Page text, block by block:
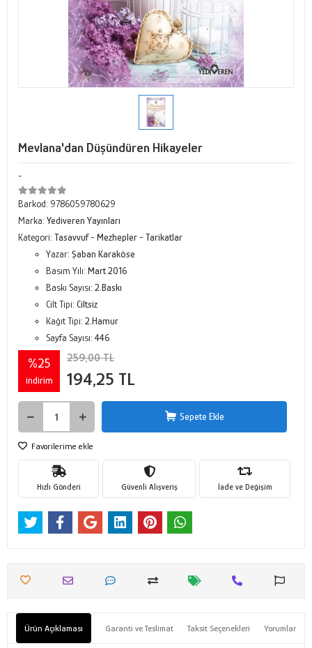
Mevlana'dan Düşündüren Hikayeler
-
Barkod: 9786059780629
Marka: Yediveren Yayınları
Kategori: Tasavvuf - Mezhepler - Tarikatlar
Yazar: Şaban Karaköse
Basım Yılı: Mart 2016
Baskı Sayısı: 2.Baskı
Cilt Tipi: Ciltsiz
Kağıt Tipi: 2.Hamur
Sayfa Sayısı:446
%25
indirim
259,00 TL
194,25 TL
Sepete Ekle
Favorilerime ekle
Hızlı Gönderi Güvenli Alışveriş İade ve Değişim
Ürün Açıklaması Garanti ve Teslimat Taksit Seçenekleri Yorumlar